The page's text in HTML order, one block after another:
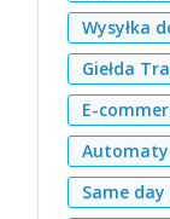
Wysyłka
Giełda
E-
Same